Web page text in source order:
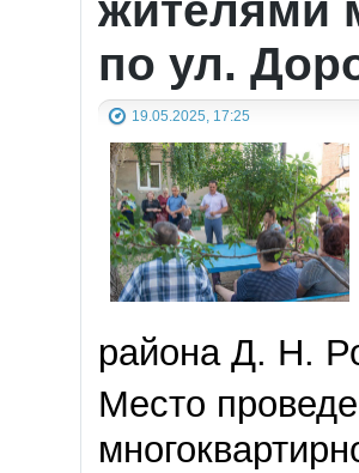
по ул.
19.05.2025, 17:25
района Д. Н.
Место